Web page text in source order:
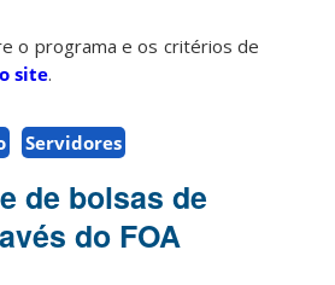
o programa e os critérios de
site.
Servidores
de bolsas de
do FOA